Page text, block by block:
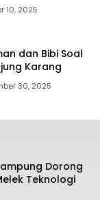
10, 2025
dan Bibi Soal
Karang
30, 2025
Dorong
Teknologi